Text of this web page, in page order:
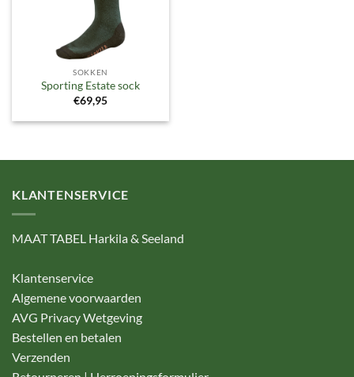
SOKKEN
Sporting Estate sock
€69,95
KLANTENSERVICE
MAAT TABEL Harkila & Seeland
Klantenservice
Algemene voorwaarden
AVG Privacy Wetgeving
Bestellen en betalen
Verzenden